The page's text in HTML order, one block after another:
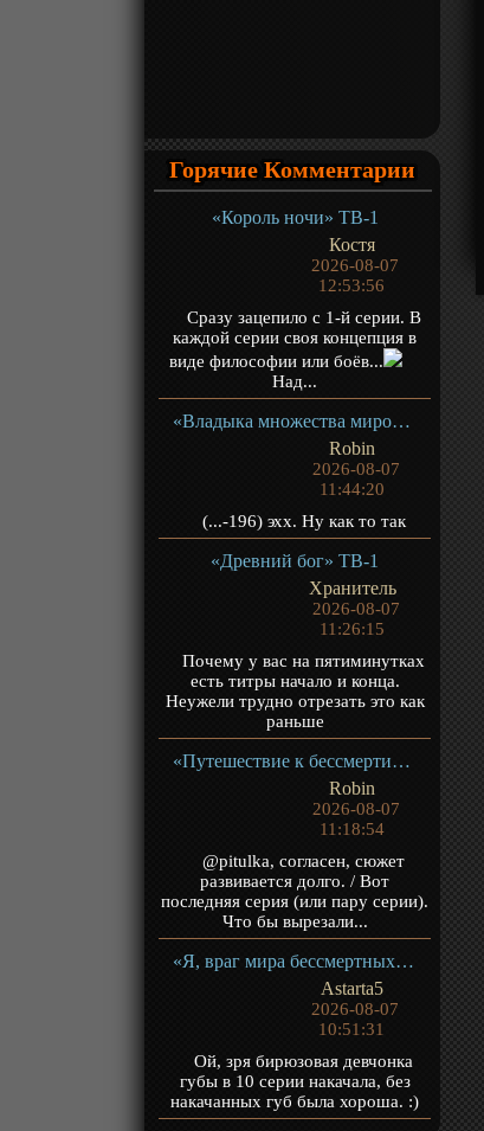
Горячие Комментарии
«Король ночи» ТВ-1
Костя
2026-08-07
12:53:56
Сразу зацепило с 1-й серии. В
каждой серии своя концепция в
виде философии или боёв...
Над...
«Владыка множества миров 3» ТВ-3
Robin
2026-08-07
11:44:20
(...-196) эхх. Ну как то так
«Древний бог» ТВ-1
Хранитель
2026-08-07
11:26:15
Почему у вас на пятиминутках
есть титры начало и конца.
Неужели трудно отрезать это как
раньше
«Путешествие к бессмертию 5» ТВ-5
Robin
2026-08-07
11:18:54
@pitulka, согласен, сюжет
развивается долго. / Вот
последняя серия (или пару серии).
Что бы вырезали...
«Я, враг мира бессмертных» ТВ-1
Astarta5
2026-08-07
10:51:31
Ой, зря бирюзовая девчонка
губы в 10 серии накачала, без
накачанных губ была хороша. :)